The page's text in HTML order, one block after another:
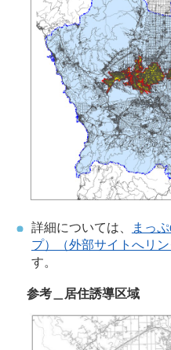
詳細については、
まっ
プ）（外部サイトへリン
す。
参考＿居住誘導区域